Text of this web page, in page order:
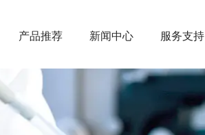
产品推荐 新闻中心 服务支持